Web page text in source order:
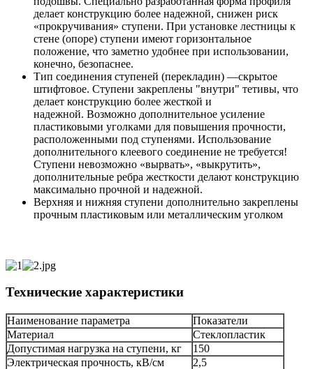
делает конструкцию более надежной, снижен риск
«прокручивания» ступени. При установке лестницы к
стене (опоре) ступени имеют горизонтальное
положение, что заметно удобнее при использовании,
конечно, безопаснее.
Тип соединения ступеней (перекладин) —скрытое
штифтовое. Ступени закреплены "внутри" тетивы, что
делает конструкцию более жесткой и
надежной. Возможно дополнительное усиление
пластиковыми уголками для повышения прочности,
расположенными под ступенями. Использование
дополнительного клеевого соединение не требуется!
Ступени невозможно «вырвать», «выкрутить»,
дополнительные ребра жесткости делают конструкцию
максимально прочной и надежной.
Верхняя и нижняя ступени дополнительно закреплены
прочным пластиковым или металлическим уголком
Технические характеристики
Наименование параметра
Показатели
Материал
Стеклопластик
Допустимая нагрузка на ступени, кг
150
Электрическая прочность, кВ/см
2,5